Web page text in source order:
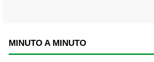
MINUTO A MINUTO